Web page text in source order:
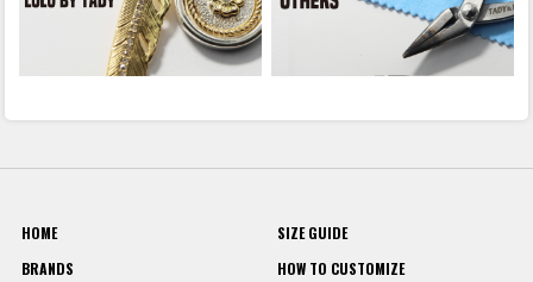
HOME
BRANDS
SIZE GUIDE
HOW TO CUSTOMIZE